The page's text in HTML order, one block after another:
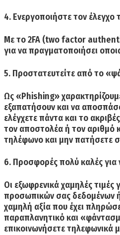
4. Ενεργοποιήστε τον
Με το 2FA (two factor
για να πραγματοποιήσει
5. Προστατευτείτε από το
Ως «Phishing»
εξαπατήσουν και να
ελέγχετε πάντα και το
τον αποστολέα ή τον αριθμό
τηλέφωνο και μην πατήσετε
6. Προσφορές πολύ καλές για
Οι εξωφρενικά χαμηλές
προσωπικών σας δεδομένων ή
χαμηλή αξία που έχει
παραπλανητικό και
επικοινωνήσετε τηλεφωνικά